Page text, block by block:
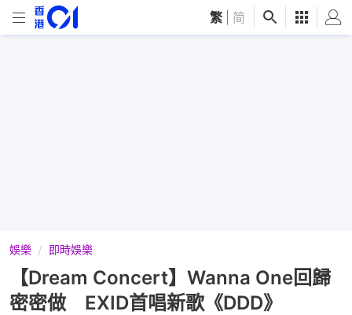
繁 简
娛樂 即時娛樂
【Dream Concert】Wanna One回歸
密密做 EXID首唱新歌《DDD》